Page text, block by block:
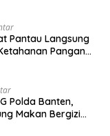
Pantau Langsung
Pangan
Polda Banten,
Makan Bergizi